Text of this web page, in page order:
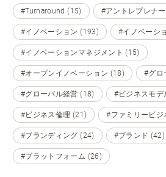
#Turnaround (15) #アントレプレナ
#イノベーション (193) #イノベーシ
#イノベーションマネジメント (15)
#オープンイノベーション (18) #グロ
#グローバル経営 (18) #ビジネスモデ
#ビジネス倫理 (21) #ファミリービジ
#ブランディング (24) #ブランド (42)
#プラットフォーム (26)